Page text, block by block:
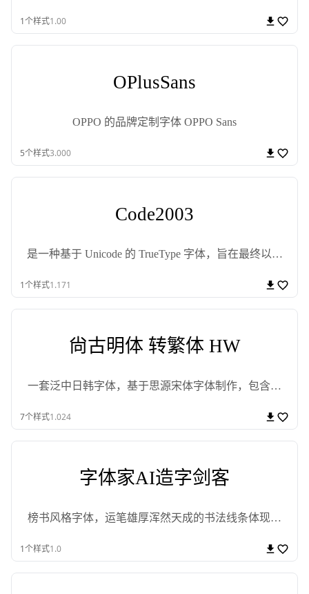
1个样式1.00
OPlusSans
OPPO 的品牌定制字体 OPPO Sans
5个样式3.000
Code2003
是一种基于 Unicode 的 TrueType 字体，旨在最终以一
1个样式1.171
尙古明体 转繁体 HW
一套泛中日韩字体，基于思源宋体字体制作，包含明
7个样式1.024
字体家AI造字剑客
榜书风格字体，运笔雄厚浑然天成的书法线条体现具
1个样式1.0